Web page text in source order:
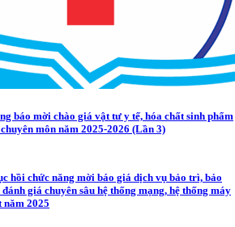
báo mời chào giá vật tư y tế, hóa chất sinh phẩm
môn năm 2025-2026 (Lần 3)
hồi chức năng mời báo giá dịch vụ bảo trì, bảo
giá chuyên sâu hệ thống mạng, hệ thống máy
năm 2025